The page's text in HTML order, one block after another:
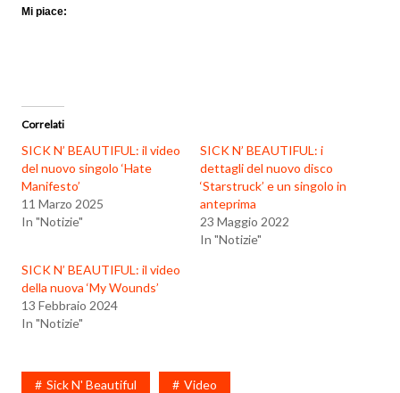
Mi piace:
Correlati
SICK N’ BEAUTIFUL: il video
del nuovo singolo ‘Hate
Manifesto’
11 Marzo 2025
In "Notizie"
SICK N’ BEAUTIFUL: i
dettagli del nuovo disco
‘Starstruck’ e un singolo in
anteprima
23 Maggio 2022
In "Notizie"
SICK N’ BEAUTIFUL: il video
della nuova ‘My Wounds’
13 Febbraio 2024
In "Notizie"
Sick N' Beautiful Video